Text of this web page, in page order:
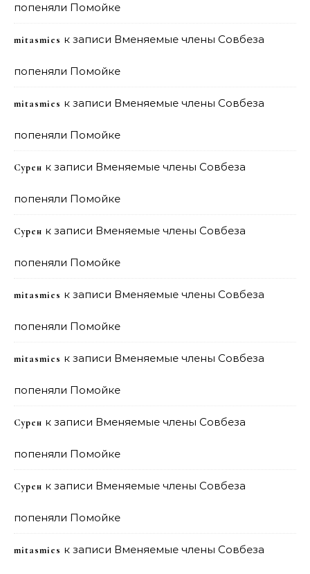
попеняли Помойке
mitasmies к записи Вменяемые члены Совбеза
попеняли Помойке
mitasmies к записи Вменяемые члены Совбеза
попеняли Помойке
Сурен к записи Вменяемые члены Совбеза
попеняли Помойке
Сурен к записи Вменяемые члены Совбеза
попеняли Помойке
mitasmies к записи Вменяемые члены Совбеза
попеняли Помойке
mitasmies к записи Вменяемые члены Совбеза
попеняли Помойке
Сурен к записи Вменяемые члены Совбеза
попеняли Помойке
Сурен к записи Вменяемые члены Совбеза
попеняли Помойке
mitasmies к записи Вменяемые члены Совбеза